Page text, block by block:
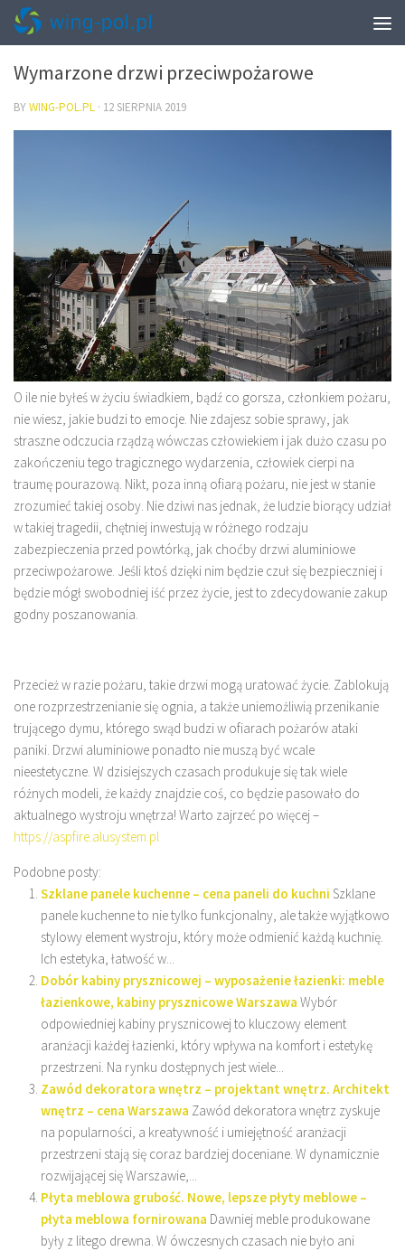
WNĘTRZA
Wymarzone drzwi przeciwpożarowe
BYWING-POL.PL · 12 SIERPNIA 2019
O ile nie byłeś w życiu świadkiem, bądź co gorsza, członkiem pożaru,
nie wiesz, jakie budzi to emocje. Nie zdajesz sobie sprawy, jak
straszne odczucia rządzą wówczas człowiekiem i jak dużo czasu po
zakończeniu tego tragicznego wydarzenia, człowiek cierpi na
traumę pourazową. Nikt, poza inną ofiarą pożaru, nie jest w stanie
zrozumieć takiej osoby. Nie dziwi nas jednak, że ludzie biorący udział
w takiej tragedii, chętniej inwestują w różnego rodzaju
zabezpieczenia przed powtórką, jak choćby drzwi aluminiowe
przeciwpożarowe. Jeśli ktoś dzięki nim będzie czuł się bezpieczniej i
będzie mógł swobodniej iść przez życie, jest to zdecydowanie zakup
godny poszanowania.
Przecież w razie pożaru, takie drzwi mogą uratować życie. Zablokują
one rozprzestrzenianie się ognia, a także uniemożliwią przenikanie
trującego dymu, którego swąd budzi w ofiarach pożarów ataki
paniki. Drzwi aluminiowe ponadto nie muszą być wcale
nieestetyczne. W dzisiejszych czasach produkuje się tak wiele
różnych modeli, że każdy znajdzie coś, co będzie pasowało do
aktualnego wystroju wnętrza! Warto zajrzeć po więcej –
https://aspfire.alusystem.pl
Podobne posty:
Szklane panele kuchenne – cena paneli do kuchni Szklane
panele kuchenne to nie tylko funkcjonalny, ale także wyjątkowo
stylowy element wystroju, który może odmienić każdą kuchnię.
Ich estetyka, łatwość w...
Dobór kabiny prysznicowej – wyposażenie łazienki: meble
łazienkowe, kabiny prysznicowe Warszawa Wybór
odpowiedniej kabiny prysznicowej to kluczowy element
aranżacji każdej łazienki, który wpływa na komfort i estetykę
przestrzeni. Na rynku dostępnych jest wiele...
Zawód dekoratora wnętrz – projektant wnętrz. Architekt
wnętrz – cena Warszawa Zawód dekoratora wnętrz zyskuje
na popularności, a kreatywność i umiejętność aranżacji
przestrzeni stają się coraz bardziej doceniane. W dynamicznie
rozwijającej się Warszawie,...
Płyta meblowa grubość. Nowe, lepsze płyty meblowe –
płyta meblowa fornirowana Dawniej meble produkowane
były z litego drewna. W ówczesnych czasach nie było ani